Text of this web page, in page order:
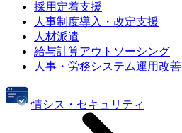
採用定着支援
人事制度導入・改定支援
人材派遣
給与計算アウトソーシング
人事・労務システム運用改善
情シス・セキュリティ